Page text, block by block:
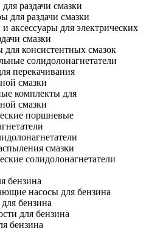
раздачи смазки
для раздачи смазки
аксессуары для электрических
смазки
для консистентных смазок
солидолонагнетатели
перекачивания
смазки
комплекты для
смазки
поршневые
смазки
солидолонагнетатели
бензина
насосы для бензина
бензина
для бензина
бензина